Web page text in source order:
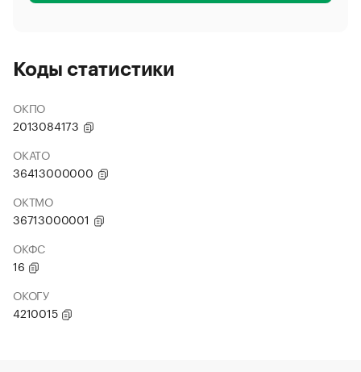
Коды статистики
ОКПО
2013084173
ОКАТО
36413000000
ОКТМО
36713000001
ОКФС
16
ОКОГУ
4210015